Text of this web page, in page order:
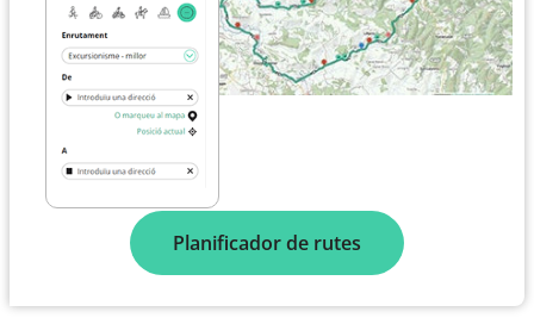
Planificador de rutes